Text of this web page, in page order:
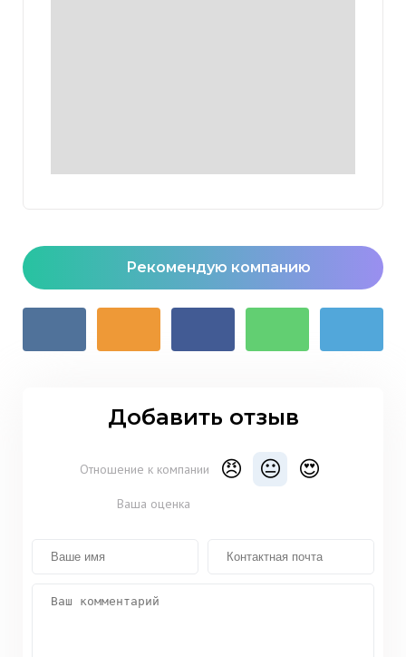
Рекомендую компанию
Добавить отзыв
Отношение к компании 😠 😐 😍
Ваша оценка